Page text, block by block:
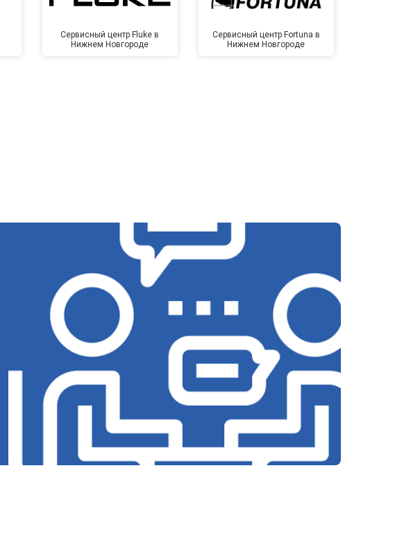
Сервисный центр Fluke в
Нижнем Новгороде
Сервисный центр Fortuna в
Нижнем Новгороде